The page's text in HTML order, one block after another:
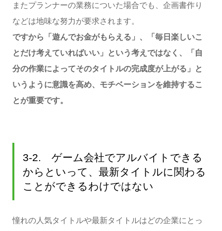
またプランナーの業務についた場合でも、企画書作り
などは地味な努力が要求されます。
ですから「遊んでお金がもらえる」、「毎日楽しいこ
とだけ考えていればいい」という考えではなく、「自
分の作業によってそのタイトルの完成度が上がる」と
いうように意識を高め、モチベーションを維持するこ
とが重要です。
3-2. ゲーム会社でアルバイトできる
からといって、最新タイトルに関わる
ことができるわけではない
憧れの人気タイトルや最新タイトルはどの企業にとっ